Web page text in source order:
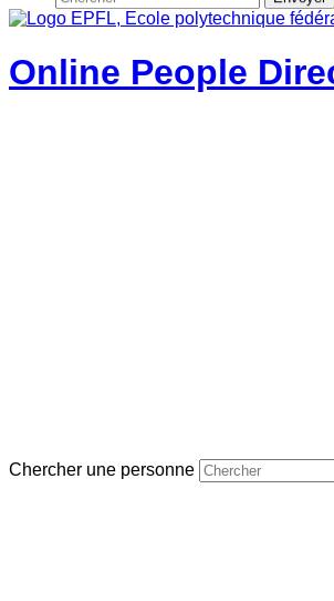
Online People
Chercher une personne